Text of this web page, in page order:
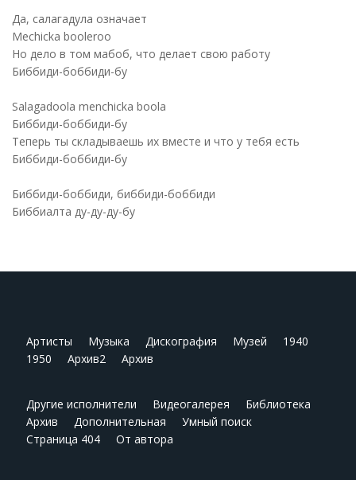
Да, салагадула означает
Mechicka booleroo
Но дело в том мабоб, что делает свою работу
Биббиди-боббиди-бу
Salagadoola menchicka boola
Биббиди-боббиди-бу
Теперь ты складываешь их вместе и что у тебя есть
Биббиди-боббиди-бу
Биббиди-боббиди, биббиди-боббиди
Биббиалта ду-ду-ду-бу
Артисты Музыка Дискография Музей
1940
1950
Архив2 Архив
Другие исполнители Видеогалерея
Библиотека
Архив
Дополнительная
Умный поиск
Страница 404
От автора